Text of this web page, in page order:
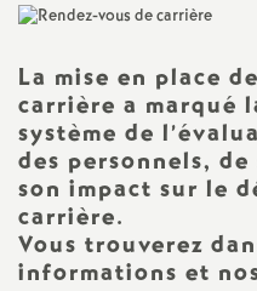
La mise en place
carrière a marqué
système de
des personnels,
son impact sur le
carrière.
Vous trouverez
informations et